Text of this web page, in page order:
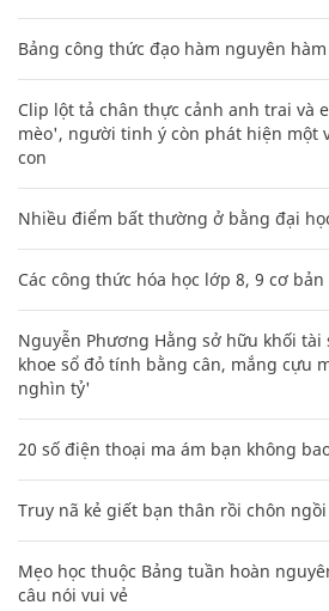
Bảng công thức đạo hàm nguyên
Clip lột tả chân thực cảnh anh trai và
mèo', người tinh ý còn phát hiện một
con
Nhiều điểm bất thường ở bằng đại
Các công thức hóa học lớp 8, 9 cơ
Nguyễn Phương Hằng sở hữu khối
khoe sổ đỏ tính bằng cân, mắng cựu
nghìn tỷ'
20 số điện thoại ma ám bạn không
Truy nã kẻ giết bạn thân rồi chôn
Mẹo học thuộc Bảng tuần hoàn
câu nói vui vẻ